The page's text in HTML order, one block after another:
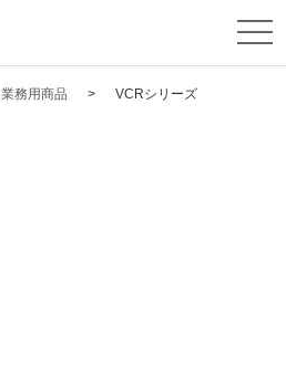
業務用商品 > VCRシリーズ